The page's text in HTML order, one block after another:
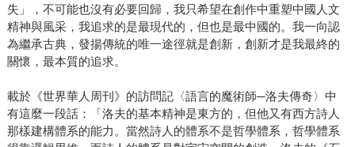
失」，不可能也沒有必要回歸，我只希望在創作中重塑中國人文
精神與風采，我追求的是最現代的，但也是最中國的。我一向認
為繼承古典，發揚傳統的唯一途徑就是創新，創新才是我最終的
關懷，最本質的追求。
載於《世界華人周刊》的訪問記〈語言的魔術師─洛夫傳奇〉中
有這麼一段話：「洛夫的基本精神是東方的，但他又有西方詩人
那樣建構體系的能力。當然詩人的體系不是哲學體系，哲學體系